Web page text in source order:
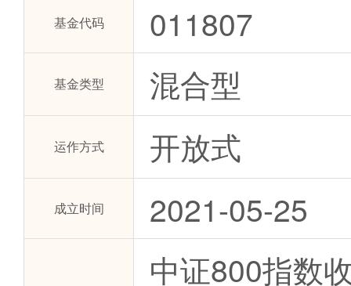
基金代码 011807
基金类型 混合型
运作方式 开放式
成立时间 2021-05-25
中证800指数